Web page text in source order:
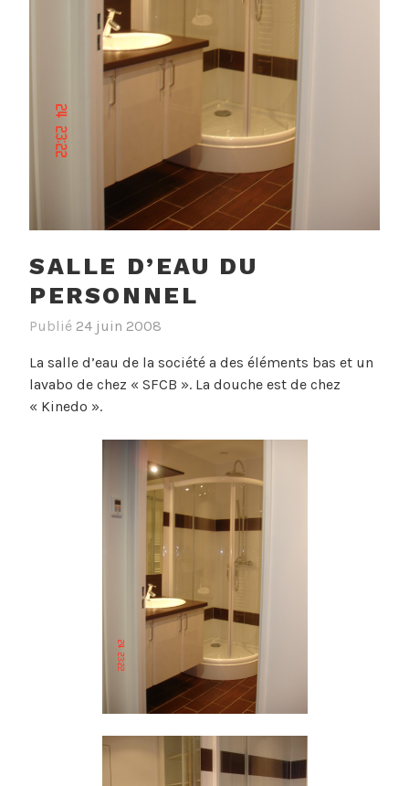
SALLE D’EAU DU
PERSONNEL
Publié 24 juin 2008
La salle d’eau de la société a des éléments bas et un
lavabo de chez « SFCB ». La douche est de chez
« Kinedo ».